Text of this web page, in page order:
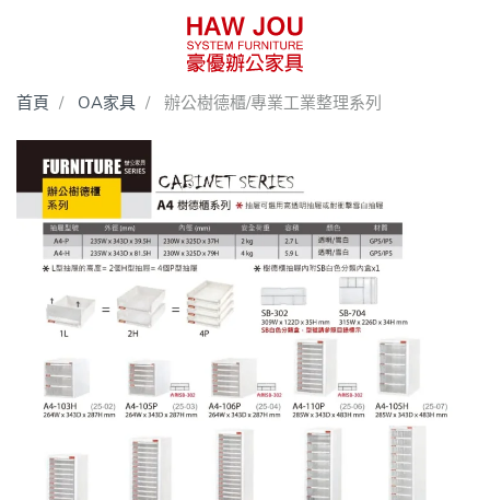
首頁 OA家具 辦公樹德櫃/專業工業整理系列